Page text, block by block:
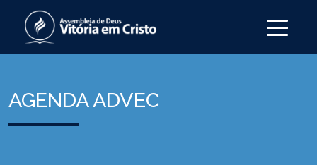
AGENDA ADVEC